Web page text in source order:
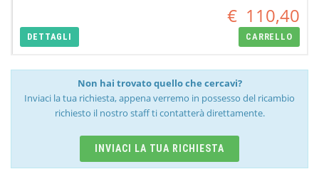
€ 110,40
DETTAGLI CARRELLO
Non hai trovato quello che cercavi?
Inviaci la tua richiesta, appena verremo in possesso del ricambio
richiesto il nostro staff ti contatterà direttamente.
INVIACI LA TUA RICHIESTA